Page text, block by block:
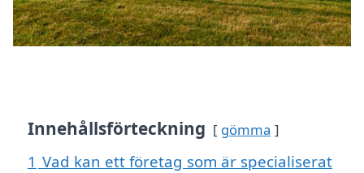
Innehållsförteckning gömma
1 Vad kan ett företag som är specialiserat